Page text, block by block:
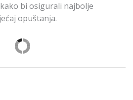
bi osigurali najbolje
opuštanja.